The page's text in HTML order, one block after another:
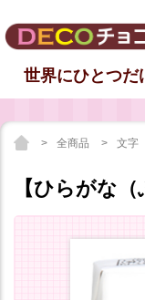
世界にひとつだ
全商品 文字
【ひらがな